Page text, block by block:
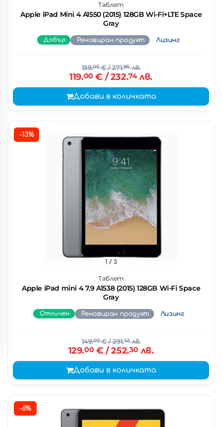
Таблет
Apple iPad Mini 4 A1550 (2015) 128GB Wi-Fi+LTE Space
Gray
Добър Реновиран продукт Лизинг
139.00€/ 271.86лв.
119.00€ / 232.74лв.
Добави в количката
-13%
Таблет
Apple iPad mini 4 7.9 A1538 (2015) 128GB Wi-Fi Space
Gray
1 / 3
Отличен Реновиран продукт Лизинг
149.00€/ 291.42лв.
129.00€ / 252.30лв.
Добави в количката
-6%